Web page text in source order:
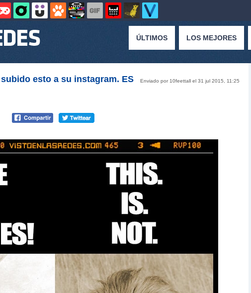
ÚLTIMOS LOS MEJORES
Enviado por 10feettall el 31 jul 2015, 11:25
esto a su instagram. ES